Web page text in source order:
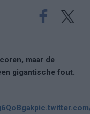
maar de
gigantische fout.